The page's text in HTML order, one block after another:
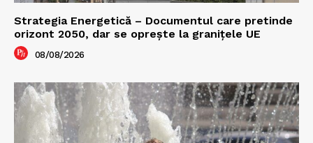
Strategia Energetică – Documentul care pretinde
orizont 2050, dar se oprește la granițele UE
08/08/2026